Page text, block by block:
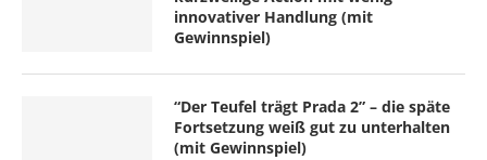
innovativer Handlung (mit
Gewinnspiel)
“Der Teufel trägt Prada 2” – die späte
Fortsetzung weiß gut zu unterhalten
(mit Gewinnspiel)